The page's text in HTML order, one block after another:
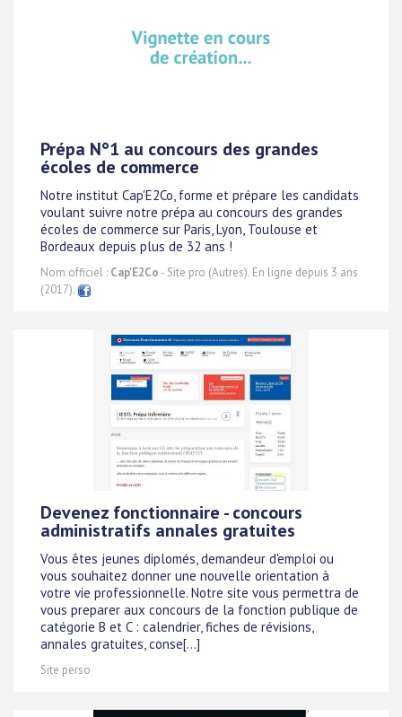
Prépa N°1 au concours des grandes
écoles de commerce
Notre institut Cap'E2Co, forme et prépare les candidats
voulant suivre notre prépa au concours des grandes
écoles de commerce sur Paris, Lyon, Toulouse et
Bordeaux depuis plus de 32 ans !
Nom officiel : Cap'E2Co - Site pro (Autres). En ligne depuis 3 ans
(2017).
Devenez fonctionnaire - concours
administratifs annales gratuites
Vous êtes jeunes diplomés, demandeur d'emploi ou
vous souhaitez donner une nouvelle orientation à
votre vie professionnelle. Notre site vous permettra de
vous preparer aux concours de la fonction publique de
catégorie B et C : calendrier, fiches de révisions,
annales gratuites, conse[...]
Site perso